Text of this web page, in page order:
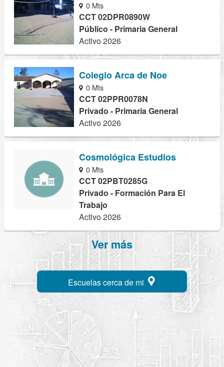
0 Mts
CCT 02DPR0890W
Público - Primaria General
Activo 2026
Colegio Arca de Noe
0 Mts
CCT 02PPR0078N
Privado - Primaria General
Activo 2026
Cosmológica Estudios
0 Mts
CCT 02PBT0285G
Privado - Formación Para El
Trabajo
Activo 2026
Ver más
Escuelas cerca de mi